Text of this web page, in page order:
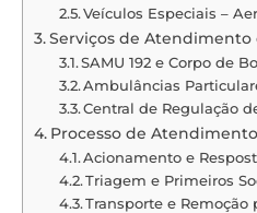
Veículos Especiais –
Serviços de Atendimento
SAMU 192 e Corpo de
Ambulâncias
Central de Regulação
Processo de
Acionamento e
Triagem e Primeiros
Transporte e Remoção